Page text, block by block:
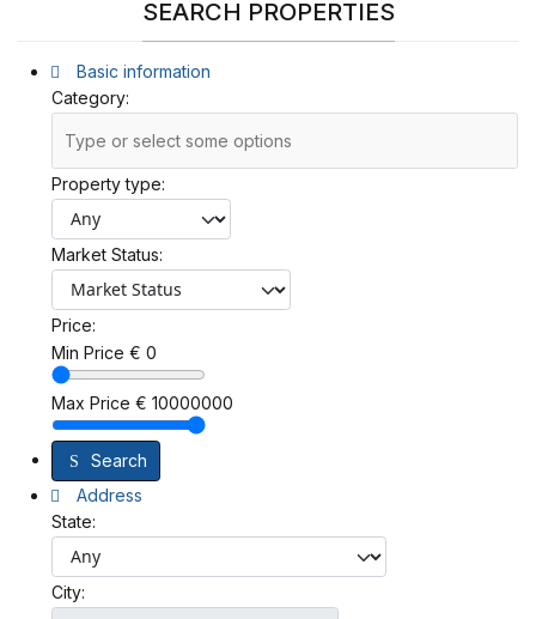
SEARCH PROPERTIES
Basic information
Category:
Property type:
Market Status:
Price:
Min Price € 0
Max Price € 10000000
Search
Address
State:
City: